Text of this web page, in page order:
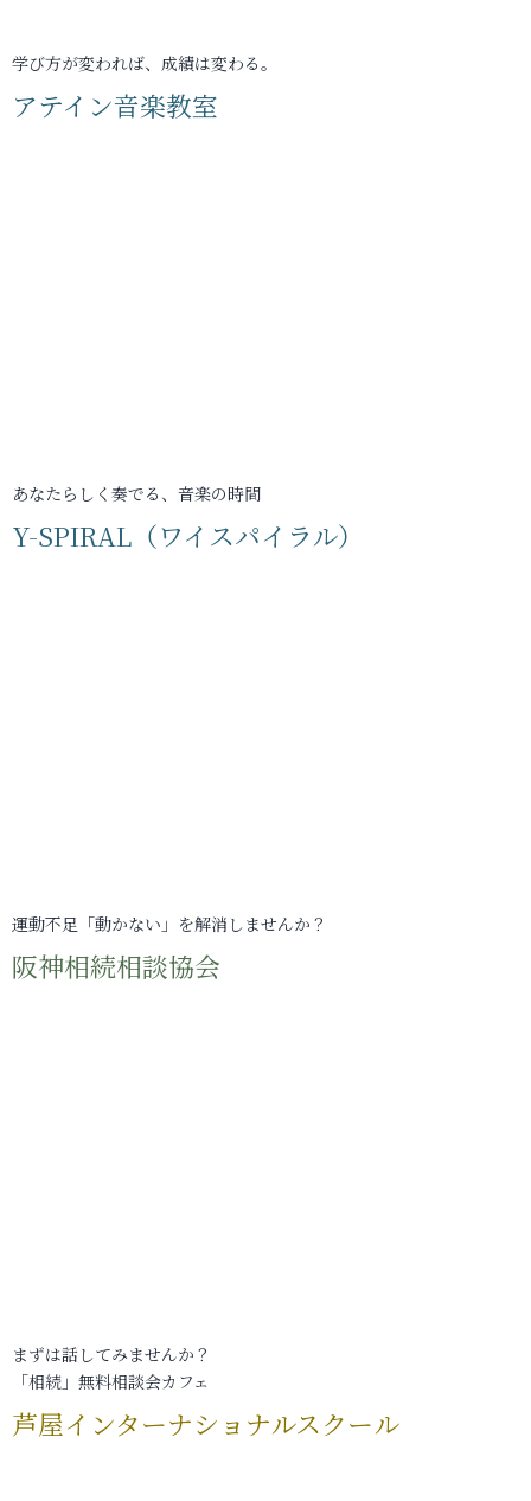
学び方が変われば、成績は変わる。
アテイン音楽教室
あなたらしく奏でる、音楽の時間
Y-SPIRAL（ワイスパイラル）
運動不足「動かない」を解消しませんか？
阪神相続相談協会
まずは話してみませんか？
「相続」無料相談会カフェ
芦屋インターナショナルスクール